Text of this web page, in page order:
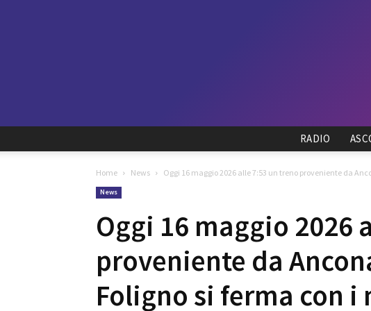
RADIO
Home News Oggi 16 maggio 2026 alle 7:53 un treno proveniente da
News
Oggi 16 maggio 2026
proveniente da
Foligno si ferma con i